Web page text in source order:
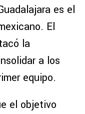
es el
El
la
a los
equipo.
el objetivo